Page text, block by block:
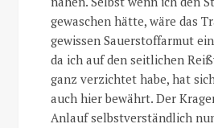
gewaschen hätte, wäre das
gewissen Sauerstoffarmut
da ich auf den seitlichen
ganz verzichtet habe, hat
auch hier bewährt. Der
Anlauf selbstverständlich